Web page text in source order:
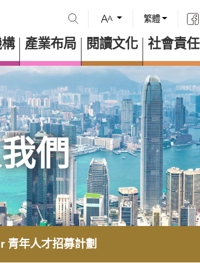
繁體
產業布局 閱讀文化 社會責任
們
青年人才招募計劃